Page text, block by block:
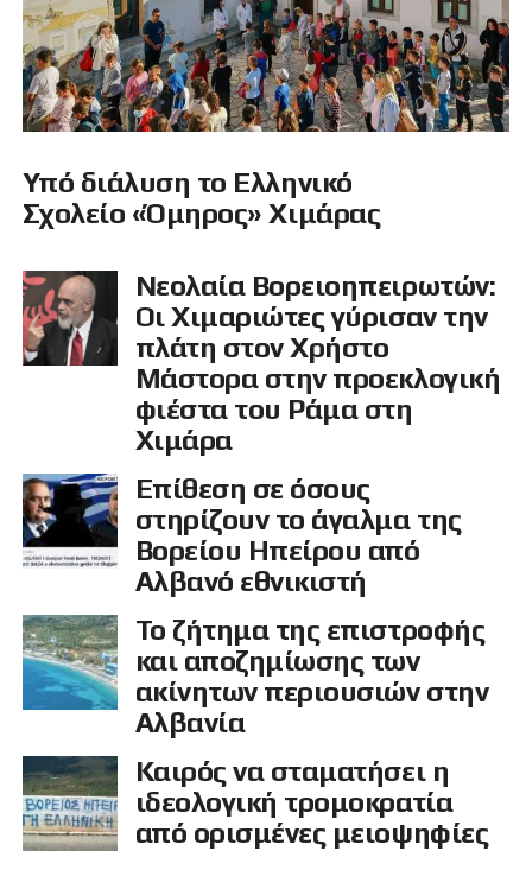
Υπό διάλυση το Ελληνικό
Σχολείο «Όμηρος» Χιμάρας
Νεολαία Βορειοηπειρωτών:
Οι Χιμαριώτες γύρισαν την
πλάτη στον Χρήστο
Μάστορα στην προεκλογική
φιέστα του Ράμα στη
Χιμάρα
Επίθεση σε όσους
στηρίζουν το άγαλμα της
Βορείου Ηπείρου από
Αλβανό εθνικιστή
Το ζήτημα της επιστροφής
και αποζημίωσης των
ακίνητων περιουσιών στην
Αλβανία
Καιρός να σταματήσει η
ιδεολογική τρομοκρατία
από ορισμένες μειοψηφίες